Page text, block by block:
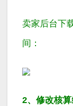
卖家后台下
间：
2、修改核